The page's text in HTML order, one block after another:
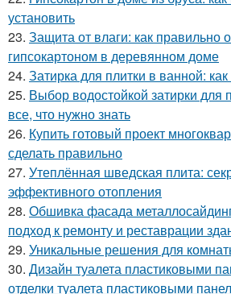
установить
23. Защита от влаги: как правильно
гипсокартоном в деревянном доме
24. Затирка для плитки в ванной:
25. Выбор водостойкой затирки для
все, что нужно знать
26. Купить готовый проект
сделать правильно
27. Утеплённая шведская плита:
эффективного отопления
28. Обшивка фасада
подход к ремонту и реставрации
29. Уникальные решения для
30. Дизайн туалета пластиковыми
отделки туалета пластиковыми